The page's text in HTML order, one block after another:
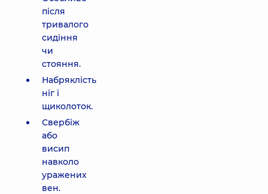
після
тривалого
сидіння
чи
стояння.
Набряклість
ніг і
щиколоток.
Свербіж
або
висип
навколо
уражених
вен.